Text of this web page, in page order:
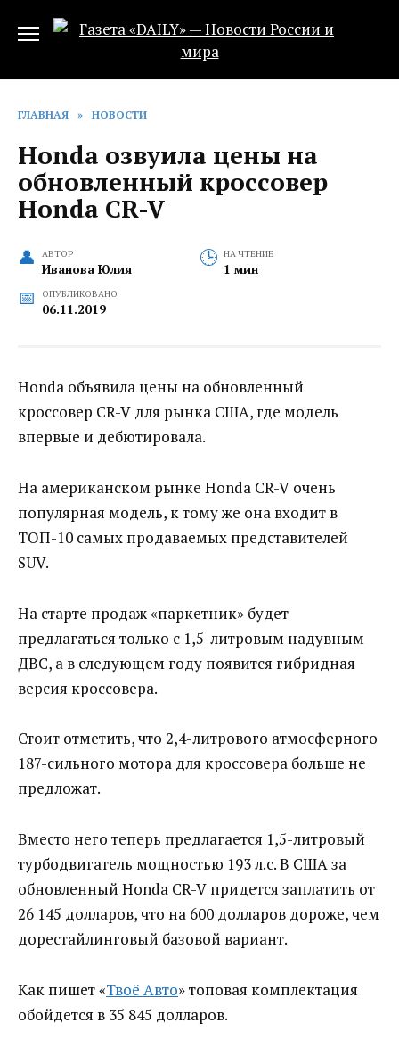
ГЛАВНАЯ » НОВОСТИ
Honda озвуила цены на
обновленный кроссовер
Honda CR-V
АВТОР
Иванова Юлия
НА ЧТЕНИЕ
1 мин
ОПУБЛИКОВАНО
06.11.2019
Honda объявила цены на обновленный
кроссовер CR-V для рынка США, где модель
впервые и дебютировала.
На американском рынке Honda CR-V очень
популярная модель, к тому же она входит в
ТОП-10 самых продаваемых представителей
SUV.
На старте продаж «паркетник» будет
предлагаться только с 1,5-литровым надувным
ДВС, а в следующем году появится гибридная
версия кроссовера.
Стоит отметить, что 2,4-литрового атмосферного
187-сильного мотора для кроссовера больше не
предложат.
Вместо него теперь предлагается 1,5-литровый
турбодвигатель мощностью 193 л.с. В США за
обновленный Honda CR-V придется заплатить от
26 145 долларов, что на 600 долларов дороже, чем
дорестайлинговый базовой вариант.
Как пишет «Твоё Авто» топовая комплектация
обойдется в 35 845 долларов.